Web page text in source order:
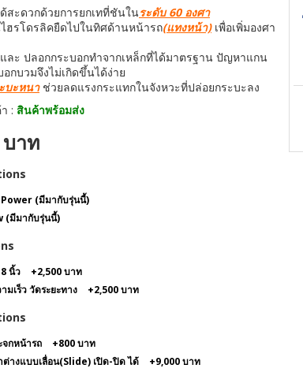
สะดวกด้วยการยกเทที่ชันในระดับ 60 องศา
ฮรโดรลิคยืดไปในทิศด้านหน้ารถ(แทงหน้า)เพื่อเพิ่มองศา
และ ปลอกกระบอกทำจากเหล็กที่ได้มาตรฐาน ปัญหาแกน
กบวมจึงไม่เกิดขึ้นได้ง่าย
บะหนา ช่วยลดแรงกระแทกในจังหวะที่ปล่อยกระบะลง
: สินค้าพร้อมส่ง
บาท
Power (มีมากับรุ่นนี้)
(มีมากับรุ่นนี้)
นิ้ว +2,500 บาท
มเร็ว วัดระยะทาง
+2,500 บาท
กหน้ารถ +800 บาท
ต่างแบบเลื่อน(Slide) เปิด-ปิด ได้
+9,000 บาท